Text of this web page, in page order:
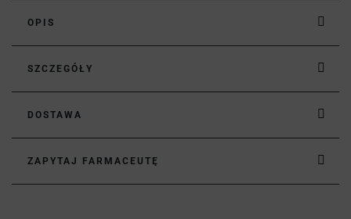
OPIS
SZCZEGÓŁY
DOSTAWA
ZAPYTAJ FARMACEUTĘ